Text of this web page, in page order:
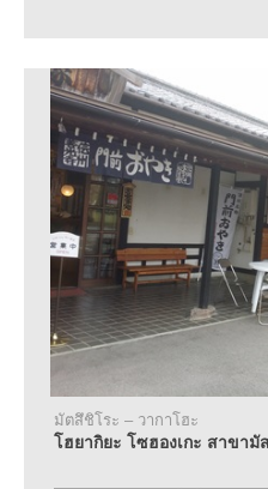
มัตสึชิโระ – วากาโฮะ
โฮยากิยะ โซฮองเกะ สาขามั